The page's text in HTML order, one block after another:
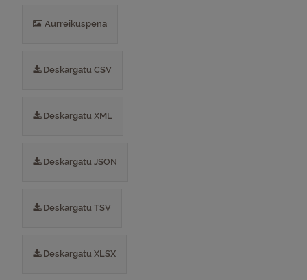
Aurreikuspena
Deskargatu CSV
Deskargatu XML
Deskargatu JSON
Deskargatu TSV
Deskargatu XLSX